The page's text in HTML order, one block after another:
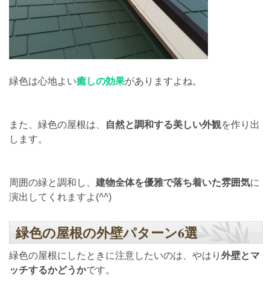
緑色は心地よい癒しの効果がありますよね。
また、緑色の屋根は、 自然と調和する美しい外観を作り出
します。
周囲の緑と調和し、 建物全体を優雅で落ち着いた雰囲気に
演出してくれますよ(^^)
緑色の屋根の外壁パターン6選
緑色の屋根にしたときに注意したいのは、やはり 外壁とマ
ッチするかどうかです。